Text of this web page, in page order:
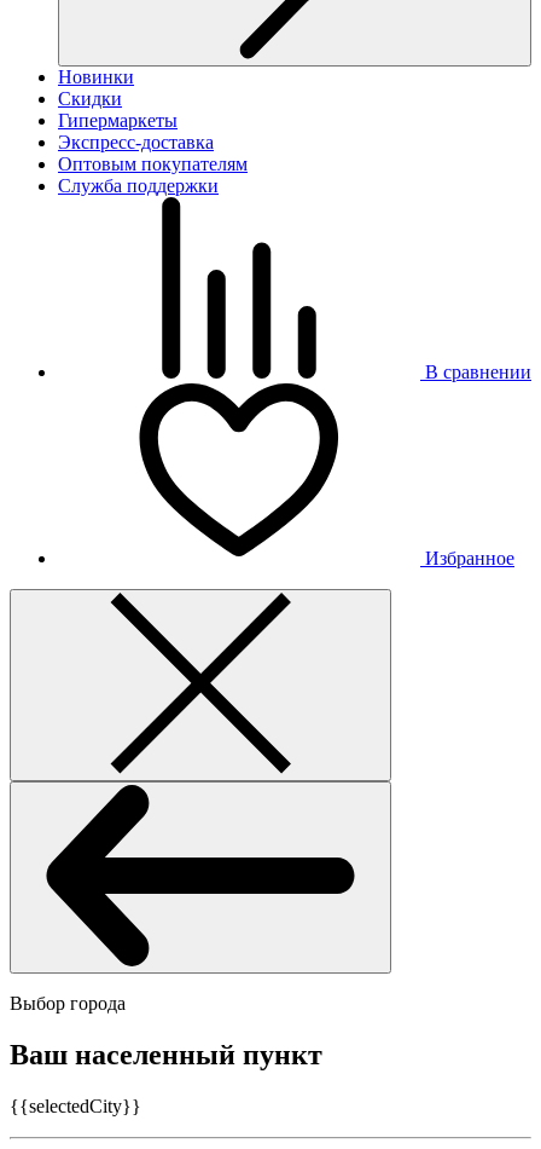
Новинки
Скидки
Гипермаркеты
Экспресс-доставка
Оптовым покупателям
Служба поддержки
В сравнении
Избранное
Выбор города
Ваш населенный пункт
{{selectedCity}}